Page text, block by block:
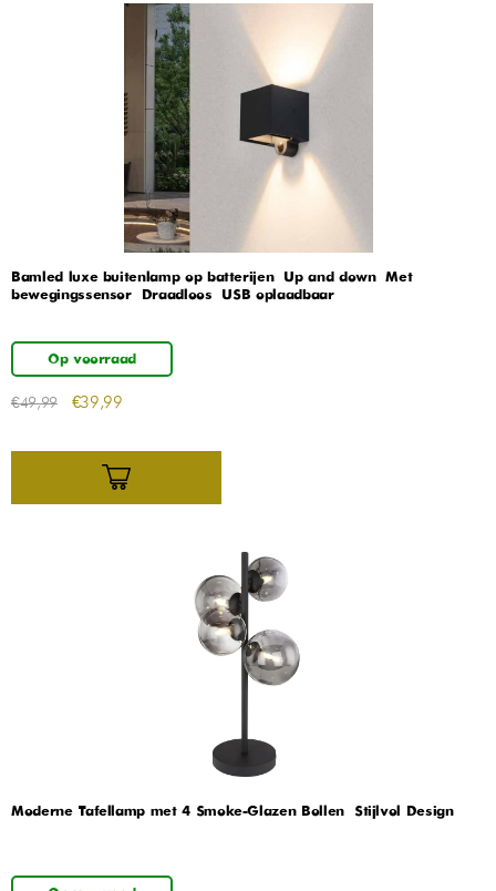
Bamled luxe buitenlamp op batterijen – Up and down – Met
bewegingssensor – Draadloos – USB oplaadbaar
Op voorraad
€49,99 €39,99
Moderne Tafellamp met 4 Smoke-Glazen Bollen – Stijlvol Design